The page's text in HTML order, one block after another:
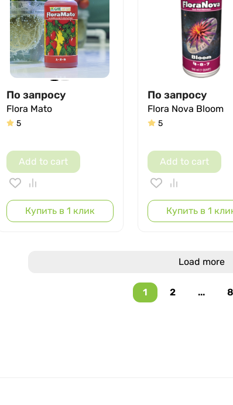
По запросу
Flora Mato
5
Add to cart
Купить в 1 клик
По запросу
Flora Nova Bloom
5
Add to cart
Купить в 1
Load more
1 2 ... 8